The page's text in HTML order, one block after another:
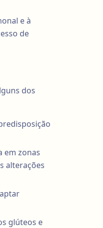
e à
de
dos
em zonas
alterações
glúteos e